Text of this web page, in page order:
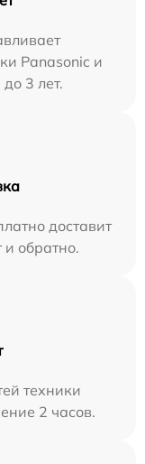
Panasonic и
3 лет.
доставит
и обратно.
техники
2 часов.